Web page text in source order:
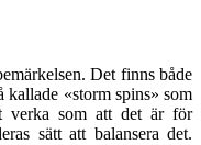
Det finns både
kallade «storm spins» som
verka som att det är för
sätt att balansera det.